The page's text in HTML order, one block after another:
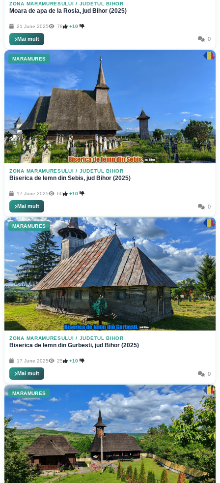
ZONA MARAMURESULUI / JUDETUL BIHOR
Moara de apa de la Rosia, jud Bihor (2025)
21 June 2025 78 +10
Mai mult 0
MARAMURES
ZONA MARAMURESULUI / JUDETUL BIHOR
Biserica de lemn din Sebis, jud Bihor (2025)
17 June 2025 60 +10
Mai mult 0
MARAMURES
ZONA MARAMURESULUI / JUDETUL BIHOR
Biserica de lemn din Gurbesti, jud Bihor (2025)
17 June 2025 25 +10
Mai mult 0
MARAMURES